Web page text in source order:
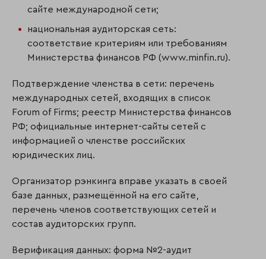
сайте международной сети;
национальная аудиторская сеть:
соответствие критериям или требованиям
Министерства финансов РФ (www.minfin.ru).
Подтверждение членства в сети: перечень
международных сетей, входящих в список
Forum of Firms; реестр Министерства финансов
РФ; официальные интернет-сайты сетей с
информацией о членстве российских
юридических лиц.
Организатор рэнкинга вправе указать в своей
базе данных, размещённой на его сайте,
перечень членов соответствующих сетей и
состав аудиторских групп.
Верификация данных: форма №2-аудит